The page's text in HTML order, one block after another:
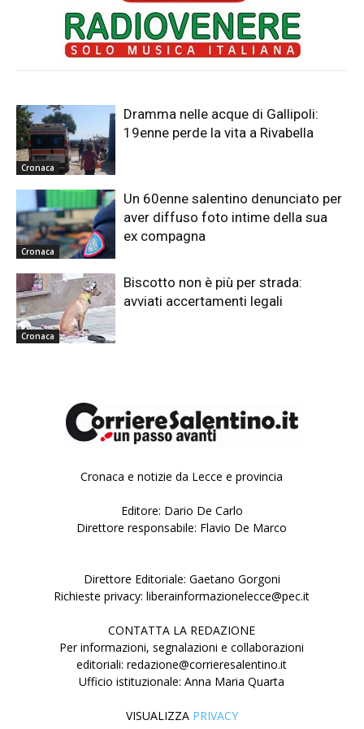
Cronaca
Dramma nelle acque di Gallipoli:
19enne perde la vita a Rivabella
Cronaca
Un 60enne salentino denunciato per
aver diffuso foto intime della sua
ex compagna
Cronaca
Biscotto non è più per strada:
avviati accertamenti legali
Cronaca e notizie da Lecce e provincia
Editore: Dario De Carlo
Direttore responsabile: Flavio De Marco
Direttore Editoriale: Gaetano Gorgoni
Richieste privacy: liberainformazionelecce@pec.it
CONTATTA LA REDAZIONE
Per informazioni, segnalazioni e collaborazioni
editoriali: redazione@corrieresalentino.it
Ufficio istituzionale: Anna Maria Quarta
VISUALIZZA PRIVACY